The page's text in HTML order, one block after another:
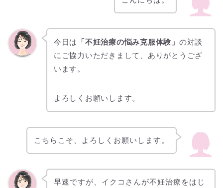
今日は 「不妊治療の悩み克服体験」 の対談
にご協力いただきまして、ありがとうござ
います。
よろしくお願いします。
こちらこそ、よろしくお願いします。
早速ですが、イクコさんが不妊治療をはじ